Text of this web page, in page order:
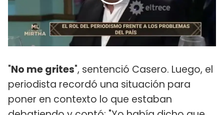
"No me grites", sentenció Casero. Luego, el
periodista recordó una situación para
poner en contexto lo que estaban